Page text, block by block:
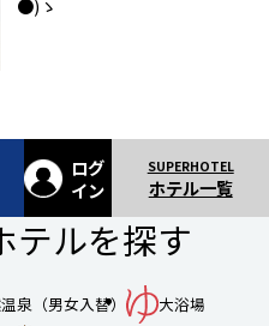
ログ
イン
ホテル一覧
テルを探す
泉（男女入替）
大浴場